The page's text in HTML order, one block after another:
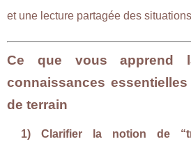
et une lecture partagée des
Ce que vous apprend
connaissances
de terrain
1) Clarifier la notion de